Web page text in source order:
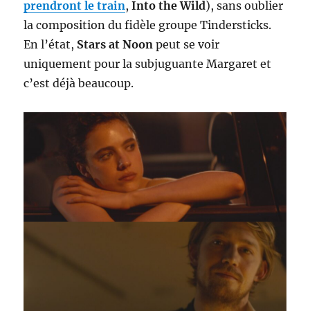
prendront le train,Into the Wild), sans oublier
la composition du fidèle groupe Tindersticks.
En l’état, Stars at Noon peut se voir
uniquement pour la subjuguante Margaret et
c’est déjà beaucoup.